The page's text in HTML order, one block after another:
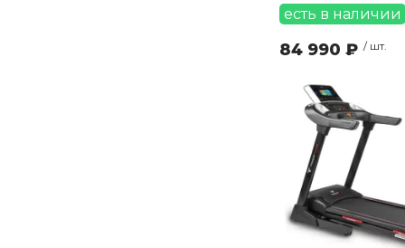
есть в наличии
84 990 ₽ / шт.